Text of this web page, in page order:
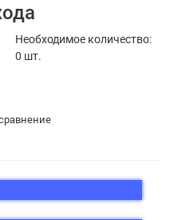
Необходимое количество:
0 шт.